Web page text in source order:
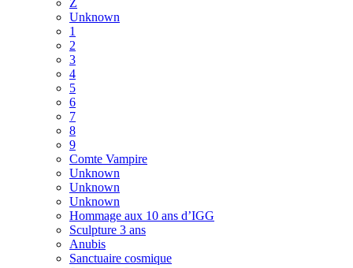
Z
Unknown
1
2
3
4
5
6
7
8
9
Comte Vampire
Unknown
Unknown
Unknown
Hommage aux 10 ans d’IGG
Sculpture 3 ans
Anubis
Sanctuaire cosmique